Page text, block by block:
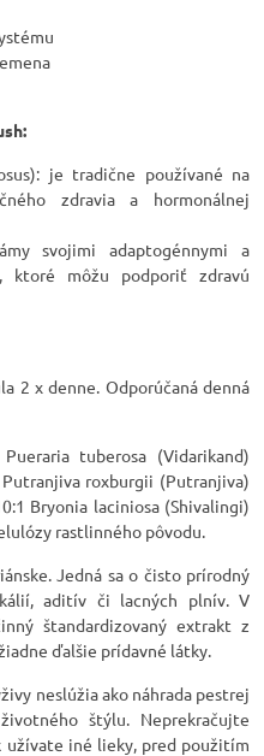
je tradične používané na
zdravia a hormonálnej
svojimi adaptogénnymi a
ktoré môžu podporiť zdravú
2 x denne. Odporúčaná denná
tuberosa (Vidarikand)
roxburgii (Putranjiva)
Bryonia laciniosa (Shivalingi)
rastlinného pôvodu.
Jedná sa o čisto prírodný
aditív či lacných plnív. V
štandardizovaný extrakt z
ďalšie prídavné látky.
neslúžia ako náhrada pestrej
štýlu. Neprekračujte
užívate iné lieky, pred použitím